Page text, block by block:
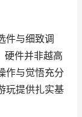
件与细致调
硬件并非越高
作与觉悟充分
玩提供扎实基